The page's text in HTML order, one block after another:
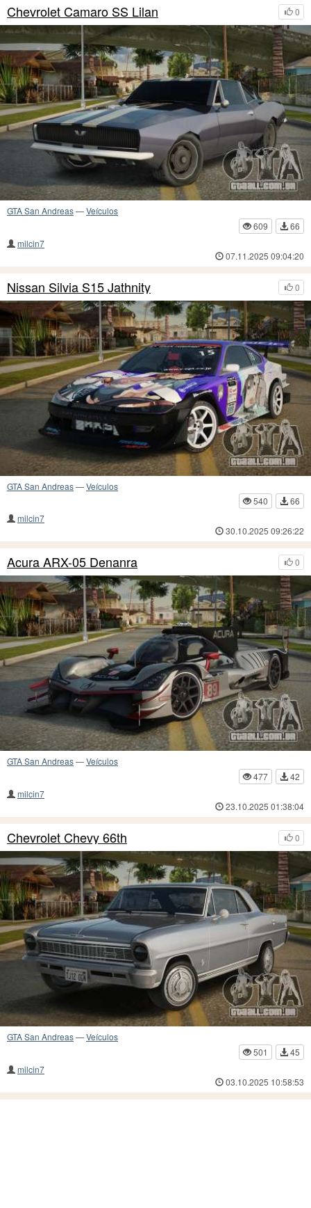
0
Chevrolet Camaro SS Lilan
GTA San Andreas—Veículos
609
66
milcin7
07.11.2025 09:04:20
0
Nissan Silvia S15 Jathnity
GTA San Andreas—Veículos
540
66
milcin7
30.10.2025 09:26:22
0
Acura ARX-05 Denanra
GTA San Andreas—Veículos
477
42
milcin7
23.10.2025 01:38:04
0
Chevrolet Chevy 66th
GTA San Andreas—Veículos
501
45
milcin7
03.10.2025 10:58:53